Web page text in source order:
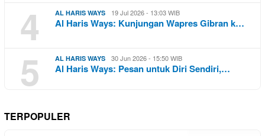
4 AL HARIS WAYS 19 Jul 2026 - 13:03 WIB
Al Haris Ways: Kunjungan Wapres Gibran k…
5 AL HARIS WAYS 30 Jun 2026 - 15:50 WIB
Al Haris Ways: Pesan untuk Diri Sendiri,…
TERPOPULER